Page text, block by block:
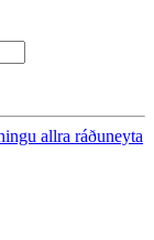
allra ráðuneyta